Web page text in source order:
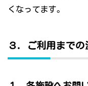
くなってます。
３．ご利用までの